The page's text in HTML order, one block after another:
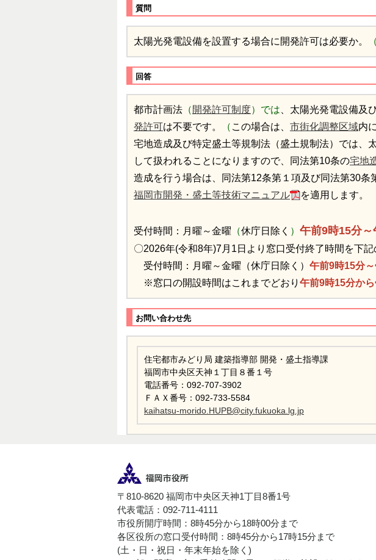
質問
太陽光発電設備を設置する場合に開発許可は必要か。 （
回答
都市計画法 （ 開発許可制度）では 、太陽光発電設備及
発許可は不要です。 （ この場合は、 市街化調整区域内
宅地造成及び特定盛土等規制法（盛土規制法）では、
して扱われることになりますので、同法第10条の宅地
造成を行う場合は、同法第12条第１項及び同法第30条
福岡市開発・盛土等技術マニュアル
を適用します。
受付時間：月曜～金曜 （休庁日除く ） 午前9時15分～
〇2026年(令和8年)7月1日より窓口受付終了時間を下記
受付時間：月曜～金曜（休庁日除く） 午前9時15分
※窓口の開設時間はこれまでどおり 午前9時15分か
お問い合わせ先
住宅都市みどり局 建築指導部 開発・盛土指導課
福岡市中央区天神１丁目８番１号
電話番号：092-707-3902
ＦＡＸ番号：092-733-5584
kaihatsu-morido.HUPB@city.fukuoka.lg.jp
〒810-8620 福岡市中央区天神1丁目8番1号
代表電話：092-711-4111
市役所開庁時間：8時45分から18時00分まで
各区役所の窓口受付時間：8時45分から17時15分まで
(土・日・祝日・年末年始を除く)